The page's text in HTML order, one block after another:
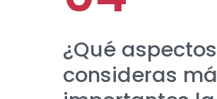
¿Qué aspectos
consideras